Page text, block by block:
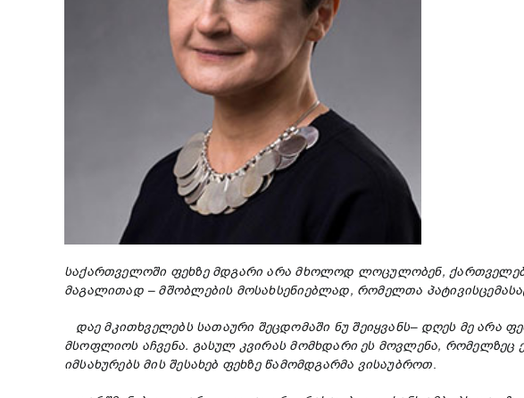
საქართველოში ფეხზე მდგარი არა მხოლოდ ლოცულობენ,
მაგალითად– მშობლების მოსახსენიებლად, რომელთა
დაე მკითხველებს სათაური შეცდომაში ნუ შეიყვანს– დღეს მე არა
მსოფლიოს აჩვენა. გასულ კვირას მომხდარი ეს მოვლენა, რომელზეც
იმსახურებს მის შესახებ ფეხზე წამომდგარმა ვისაუბროთ.